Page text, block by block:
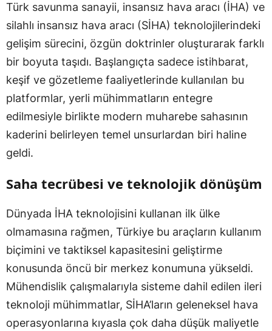
Türk savunma sanayii, insansız hava aracı (İHA) ve
silahlı insansız hava aracı (SİHA) teknolojilerindeki
gelişim sürecini, özgün doktrinler oluşturarak farklı
bir boyuta taşıdı. Başlangıçta sadece istihbarat,
keşif ve gözetleme faaliyetlerinde kullanılan bu
platformlar, yerli mühimmatların entegre
edilmesiyle birlikte modern muharebe sahasının
kaderini belirleyen temel unsurlardan biri haline
geldi.
Saha tecrübesi ve teknolojik dönüşüm
Dünyada İHA teknolojisini kullanan ilk ülke
olmamasına rağmen, Türkiye bu araçların kullanım
biçimini ve taktiksel kapasitesini geliştirme
konusunda öncü bir merkez konumuna yükseldi.
Mühendislik çalışmalarıyla sisteme dahil edilen ileri
teknoloji mühimmatlar, SİHA’ların geleneksel hava
operasyonlarına kıyasla çok daha düşük maliyetle